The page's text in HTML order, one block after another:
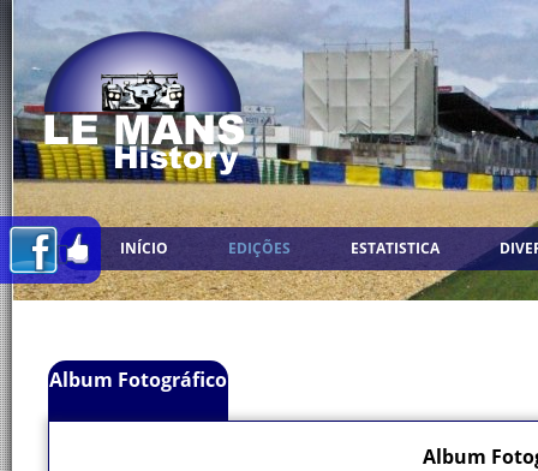
INÍCIO EDIÇÕES ESTATISTICA
Album Fotográfico
Album